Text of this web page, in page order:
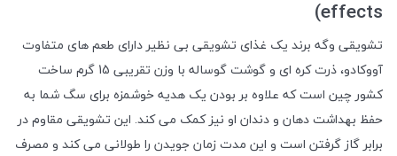
effects)
تشویقی وگه برند یک غذای تشویقی بی نظیر دارای طعم های متفاوت
آووکادو، ذرت کره ای و گوشت گوساله با وزن تقریبی 15 گرم ساخت
کشور چین است که علاوه بر بودن یک هدیه خوشمزه برای سگ شما به
حفظ بهداشت دهان و دندان او نیز کمک می کند. این تشویقی مقاوم در
برابر گاز گرفتن است و این مدت زمان جویدن را طولانی می کند و مصرف